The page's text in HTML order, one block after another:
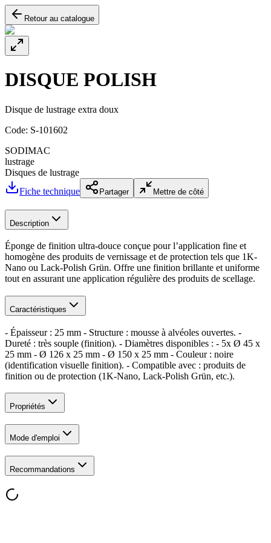
Retour au catalogue
DISQUE POLISH
Disque de lustrage extra doux
Code: S-101602
SODIMAC
lustrage
Disques de lustrage
Fiche technique
Partager Mettre de côté
Description
Éponge de finition ultra-douce conçue pour l’application fine et
homogène des produits de vernissage et de protection tels que 1K-
Nano ou Lack-Polish Grün. Offre une finition brillante et uniforme
tout en assurant une application régulière des produits de scellage.
Caractéristiques
- Épaisseur : 25 mm - Structure : mousse à alvéoles ouvertes. -
Dureté : très souple (finition). - Diamètres disponibles : - 5x Ø 45 x
25 mm - Ø 126 x 25 mm - Ø 150 x 25 mm - Couleur : noire
(identification visuelle finition). - Compatible avec : produits de
finition ou de protection (1K-Nano, Lack-Polish Grün, etc.).
Propriétés
Mode d'emploi
Recommandations